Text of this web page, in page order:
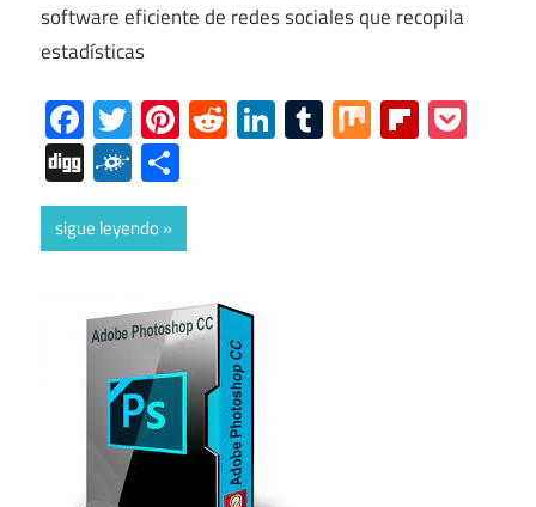
software eficiente de redes sociales que recopila
estadísticas
Facebook
Twitter
Pinterest
RedditLinkedIn
Tumblr
Mix
DiggFolkd
sigue leyendo